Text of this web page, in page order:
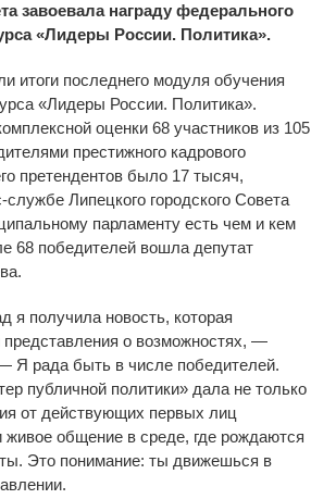
завоевала награду федерального
«Лидеры России. Политика».
итоги последнего модуля обучения
«Лидеры России. Политика».
оценки 68 участников из 105
престижного кадрового
претендентов было 17 тысяч,
службе Липецкого городского Совета
парламенту есть чем и кем
68 победителей вошла депутат
я получила новость, которая
о возможностях, —
— Я рада быть в числе победителей.
публичной политики» дала не только
от действующих первых лиц
живое общение в среде, где рождаются
Это понимание: ты движешься в